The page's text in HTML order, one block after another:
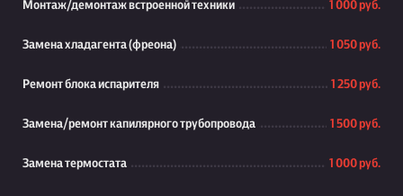
Монтаж/демонтаж встроенной техники 1 000 руб.
Замена хладагента (фреона) 1 050 руб.
Ремонт блока испарителя 1 250 руб.
Замена/ремонт капилярного трубопровода 1 500 руб.
Замена термостата 1 000 руб.